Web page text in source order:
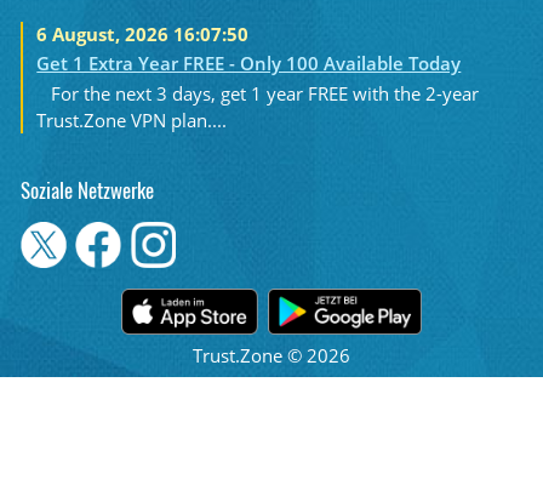
6 August, 2026 16:07:50
Get 1 Extra Year FREE - Only 100 Available Today
For the next 3 days, get 1 year FREE with the 2-year
Trust.Zone VPN plan....
Soziale Netzwerke
Trust.Zone © 2026